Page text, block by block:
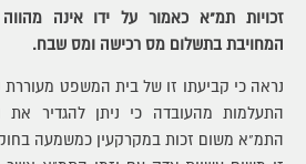
זכויות תמ"א כאמור על ידו אינה
המחויבת בתשלום מס רכישה ומס שבח.
נראה כי קביעתו זו של בית המשפט
התעלמות מהעובדה כי ניתן להגדיר את
התמ"א משום זכות במקרקעין כמשמעה